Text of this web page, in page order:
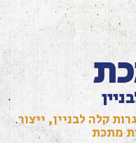
קלה לבניין, ייצור
מתכת